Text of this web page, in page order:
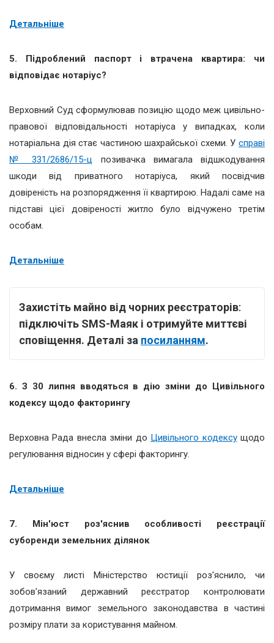
Детальніше
5. Підроблений паспорт і втрачена квартира: чи
відповідає нотаріус?
Верховний Суд сформулював позицію щодо меж цивільно-
правової відповідальності нотаріуса у випадках, коли
нотаріальна дія стає частиною шахрайської схеми. У справі
№ 331/2686/15-ц позивачка вимагала відшкодування
шкоди від приватного нотаріуса, який посвідчив
довіреність на розпорядження її квартирою. Надалі саме на
підставі цієї довіреності житло було відчужено третім
особам.
Детальніше
Захистіть майно від чорних реєстраторів:
підключіть SMS-Маяк і отримуйте миттєві
сповіщення. Деталі за посиланням.
6. З 30 липня вводяться в дію зміни до Цивільного
кодексу щодо факторингу
Верховна Рада внесла зміни до Цивільного кодексущодо
регулювання відносин у сфері факторингу.
Детальніше
7. Мін'юст роз'яснив особливості реєстрації
суборенди земельних ділянок
У своєму листі Міністерство юстиції роз'яснило, чи
зобов'язаний державний реєстратор контролювати
дотримання вимог земельного законодавства в частині
розміру плати за користування майном.